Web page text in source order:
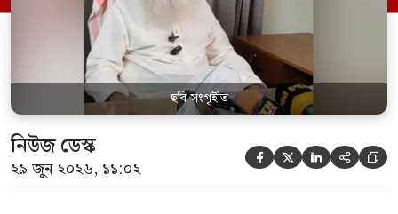
স্পিকার ফোন […]
ছবি সংগৃহীত
নিউজ ডেস্ক
২৯ জুন ২০২৬, ১১:০২     